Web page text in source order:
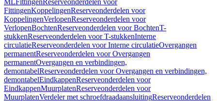
MLFittingenReserveonderdelen voor
FittingenKoppelingenReserveonderdelen voor
KoppelingenVerlopenReserveonderdelen voor
VerlopenBochtenReserveonderdelen voor BochtenT-
stukkenReserveonderdelen voor T-stukkenInterne
circulatieReserveonderdelen voor Interne circulatieOvergangen
permanentReserveonderdelen voor Overgangen
permanentOvergangen en verbindingen,
demontabelReserveonderdelen voor Overgangen en verbindingen,
demontabelEindkappenReserveonderdelen voor
EindkappenMuurplatenReserveonderdelen voor
MuurplatenVerdeler met schroefdraadaansluitingReserveonderdelen